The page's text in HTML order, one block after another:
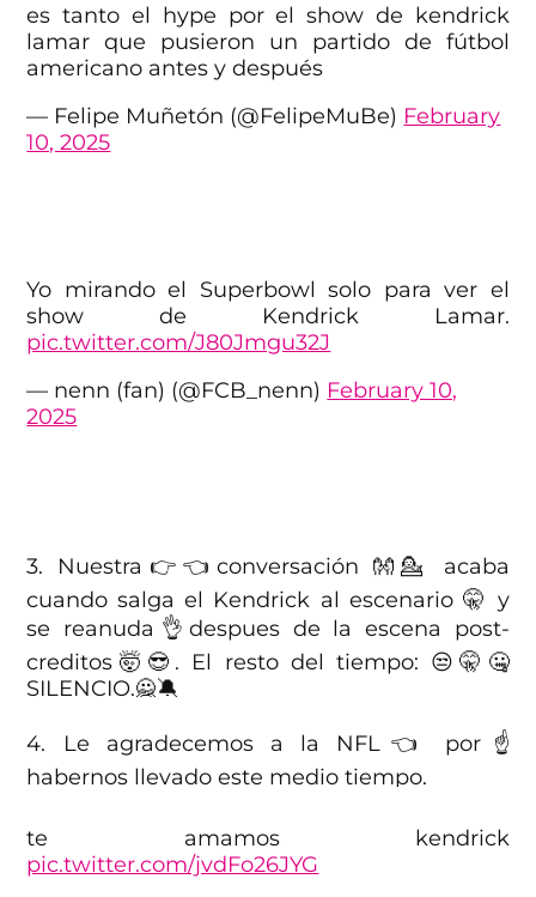
es tanto el hype por el show de kendrick
lamar que pusieron un partido de fútbol
americano antes y después
— Felipe Muñetón (@FelipeMuBe) February
10, 2025
Yo mirando el Superbowl solo para ver el
show de Kendrick Lamar.
pic.twitter.com/J80Jmgu32J
— nenn (fan) (@FCB_nenn) February 10,
2025
3. Nuestra👉👈conversación 👐💁 acaba
cuando salga el Kendrick al escenario 🤫 y
se reanuda👌despues de la escena post-
creditos🤯😎. El resto del tiempo: 😒🤫🤐
SILENCIO.🙅🔕
4. Le agradecemos a la NFL👈 por☝
habernos llevado este medio tiempo.
— el gosco (@ghostcolour)
February 10, 2025
te amamos kendrick
pic.twitter.com/jvdFo26JYG